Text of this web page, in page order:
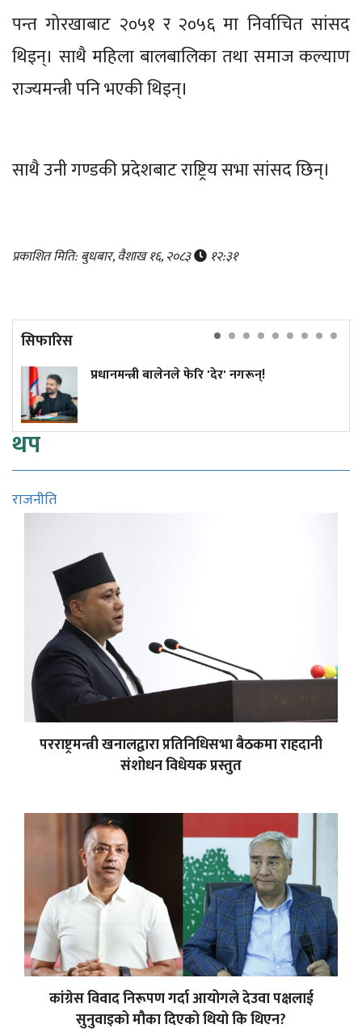
पन्त गोरखाबाट २०५१ र २०५६ मा निर्वाचित सांसद
थिइन्। साथै महिला बालबालिका तथा समाज कल्याण
राज्यमन्त्री पनि भएकी थिइन्।
साथै उनी गण्डकी प्रदेशबाट राष्ट्रिय सभा सांसद छिन्।
प्रकाशित मिति: बुधबार, वैशाख १६, २०८३ १२:३१
सिफारिस
प्रधानमन्त्री बालेनले फेरि 'देर' नगरून्!
थप
राजनीति
परराष्ट्रमन्त्री खनालद्वारा प्रतिनिधिसभा बैठकमा राहदानी
संशोधन विधेयक प्रस्तुत
कांग्रेस विवाद निरूपण गर्दा आयोगले देउवा पक्षलाई
सुनुवाइको मौका दिएको थियो कि थिएन?